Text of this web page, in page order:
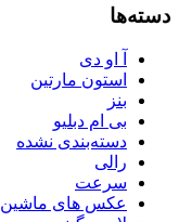
دسته‌ها
آ او دی
استون مارتین
بنز
بی ام دبلیو
دسته‌بندی نشده
رالی
سرعت
عکس های ماشین